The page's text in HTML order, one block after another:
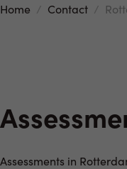
Home Contact
Assessments in